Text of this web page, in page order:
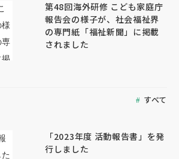
第48回海外研修 こども家庭庁
報告会の様子が、社会福祉界
の専門紙「福祉新聞」に掲載
されました
すべて
「2023年度 活動報告書」を発
行しました